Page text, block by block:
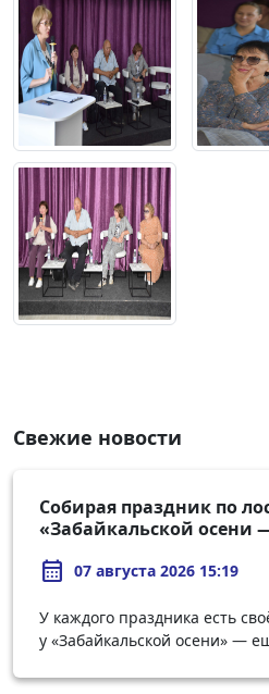
Свежие новости
Собирая праздник по
«Забайкальской осени
calendar_month 07 августа 2026 15:19
У каждого праздника есть
у «Забайкальской осени» —